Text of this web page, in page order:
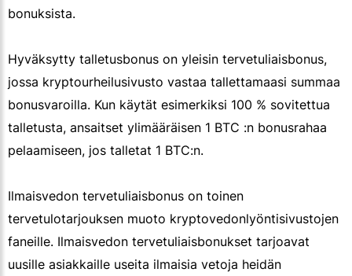
bonuksista.
Hyväksytty talletusbonus on yleisin tervetuliaisbonus,
jossa kryptourheilusivusto vastaa tallettamaasi summaa
bonusvaroilla. Kun käytät esimerkiksi 100 % sovitettua
talletusta, ansaitset ylimääräisen 1 BTC :n bonusrahaa
pelaamiseen, jos talletat 1 BTC:n.
Ilmaisvedon tervetuliaisbonus on toinen
tervetulotarjouksen muoto kryptovedonlyöntisivustojen
faneille. Ilmaisvedon tervetuliaisbonukset tarjoavat
uusille asiakkaille useita ilmaisia vetoja heidän